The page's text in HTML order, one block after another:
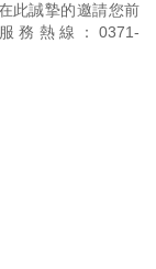
此誠摯的邀請您前
務熱線： 0371-